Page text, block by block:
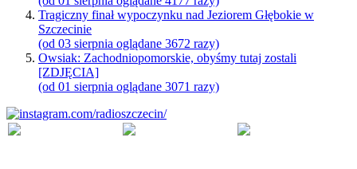
Tragiczny finał wypoczynku nad Jeziorem Głębokie w
Szczecinie
(od 03 sierpnia oglądane 3672 razy)
Owsiak: Zachodniopomorskie, obyśmy tutaj zostali
[ZDJĘCIA]
(od 01 sierpnia oglądane 3071 razy)